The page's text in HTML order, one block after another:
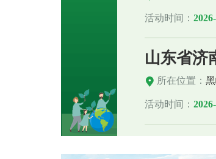
活动时间：
山东省济
所在位置：
活动时间：